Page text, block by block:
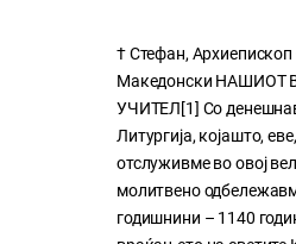
† Стефан,
Македонски НАШИОТ
УЧИТЕЛ[1] Со
Литургија, којашто,
отслуживме во овој
молитвено
годишнини – 1140